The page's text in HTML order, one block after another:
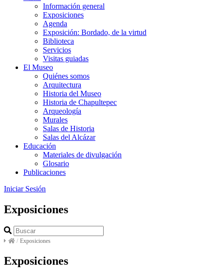
Información general
Exposiciones
Agenda
Exposición: Bordado, de la virtud
Biblioteca
Servicios
Visitas guiadas
El Museo
Quiénes somos
Arquitectura
Historia del Museo
Historia de Chapultepec
Arqueología
Murales
Salas de Historia
Salas del Alcázar
Educación
Materiales de divulgación
Glosario
Publicaciones
Iniciar Sesión
Exposiciones
/ Exposiciones
Exposiciones